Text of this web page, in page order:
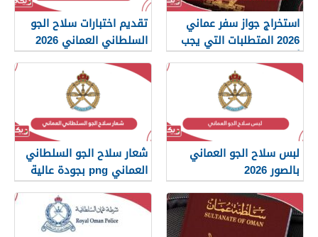
استخراج جواز سفر عماني
2026 المتطلبات التي يجب
أن تعرفها
تقديم اختبارات سلاح الجو
السلطاني العماني 2026
لبس سلاح الجو العماني
بالصور 2026
شعار سلاح الجو السلطاني
العماني png بجودة عالية
2026